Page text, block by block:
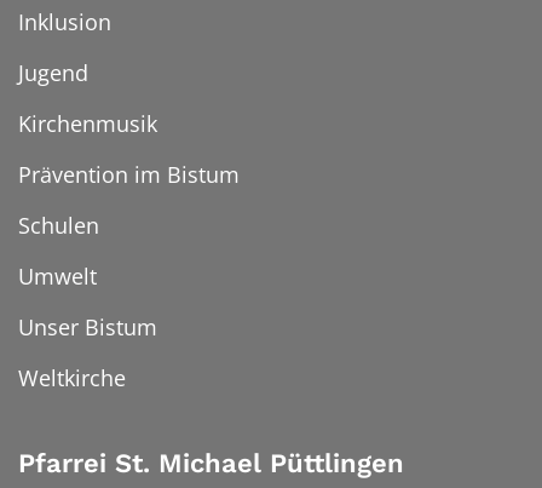
Inklusion
Jugend
Kirchenmusik
Prävention im Bistum
Schulen
Umwelt
Unser Bistum
Weltkirche
Pfarrei St. Michael Püttlingen